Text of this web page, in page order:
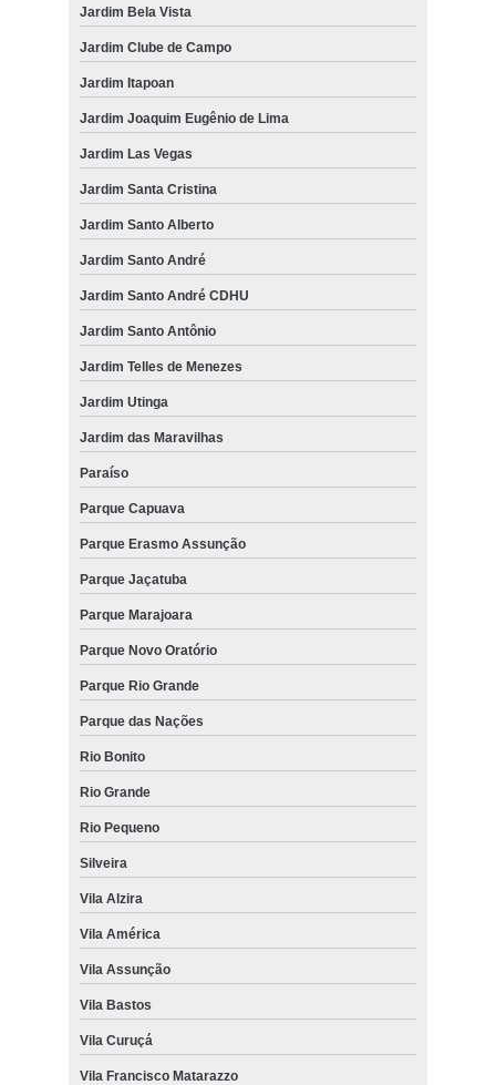
Jardim Bela Vista
Jardim Clube de Campo
Jardim Itapoan
Jardim Joaquim Eugênio de Lima
Jardim Las Vegas
Jardim Santa Cristina
Jardim Santo Alberto
Jardim Santo André
Jardim Santo André CDHU
Jardim Santo Antônio
Jardim Telles de Menezes
Jardim Utinga
Jardim das Maravilhas
Paraíso
Parque Capuava
Parque Erasmo Assunção
Parque Jaçatuba
Parque Marajoara
Parque Novo Oratório
Parque Rio Grande
Parque das Nações
Rio Bonito
Rio Grande
Rio Pequeno
Silveira
Vila Alzira
Vila América
Vila Assunção
Vila Bastos
Vila Curuçá
Vila Francisco Matarazzo